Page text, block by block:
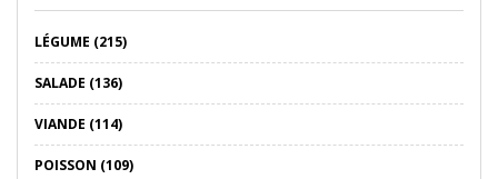
LÉGUME (215)
SALADE (136)
VIANDE (114)
POISSON (109)